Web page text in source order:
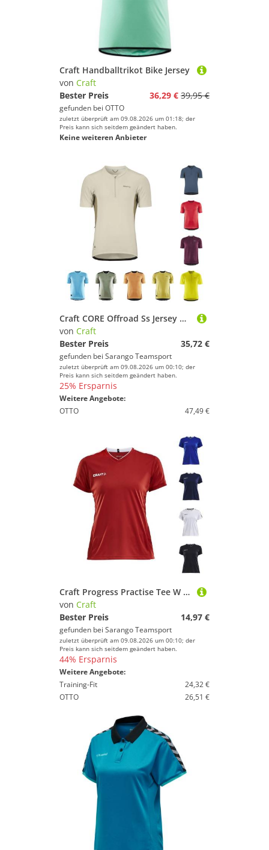
Craft Handballtrikot Bike Jersey
von Craft
Bester Preis
36,29 € 39,95 €
gefunden bei OTTO
zuletzt überprüft am 09.08.2026 um 01:18; der
Preis kann sich seitdem geändert haben.
Keine weiteren Anbieter
Craft CORE Offroad Ss Jersey M Herren
von Craft
Bester Preis
35,72 €
gefunden bei Sarango Teamsport
zuletzt überprüft am 09.08.2026 um 00:10; der
Preis kann sich seitdem geändert haben.
25% Ersparnis
Weitere Angebote:
OTTO
47,49 €
Craft Progress Practise Tee W Damen
von Craft
Bester Preis
14,97 €
gefunden bei Sarango Teamsport
zuletzt überprüft am 09.08.2026 um 00:10; der
Preis kann sich seitdem geändert haben.
44% Ersparnis
Weitere Angebote:
Training-Fit
24,32 €
OTTO
26,51 €